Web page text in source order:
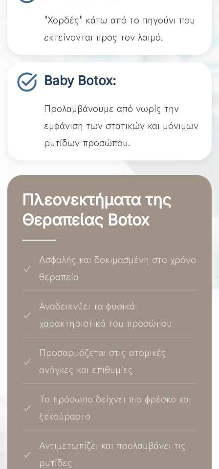
"Χορδές" κάτω από το πηγούνι που
εκτείνονται προς τον λαιμό.
Baby Botox:
Προλαμβάνουμε από νωρίς την
εμφάνιση των στατικών και μόνιμων
ρυτίδων προσώπου.
Πλεονεκτήματα της
Θεραπείας Botox
Ασφαλής και δοκιμασμένη στο χρόνο
θεραπεία
Αναδεικνύει τα φυσικά
χαρακτηριστικά του προσώπου
Προσαρμόζεται στις ατομικές
ανάγκες και επιθυμίες
Το πρόσωπο δείχνει πιο φρέσκο και
ξεκούραστο
Αντιμετωπίζει και προλαμβάνει τις
ρυτίδες